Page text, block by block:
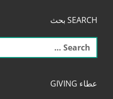
SEARCH بحث
البحث
عن:
عطاء GIVING